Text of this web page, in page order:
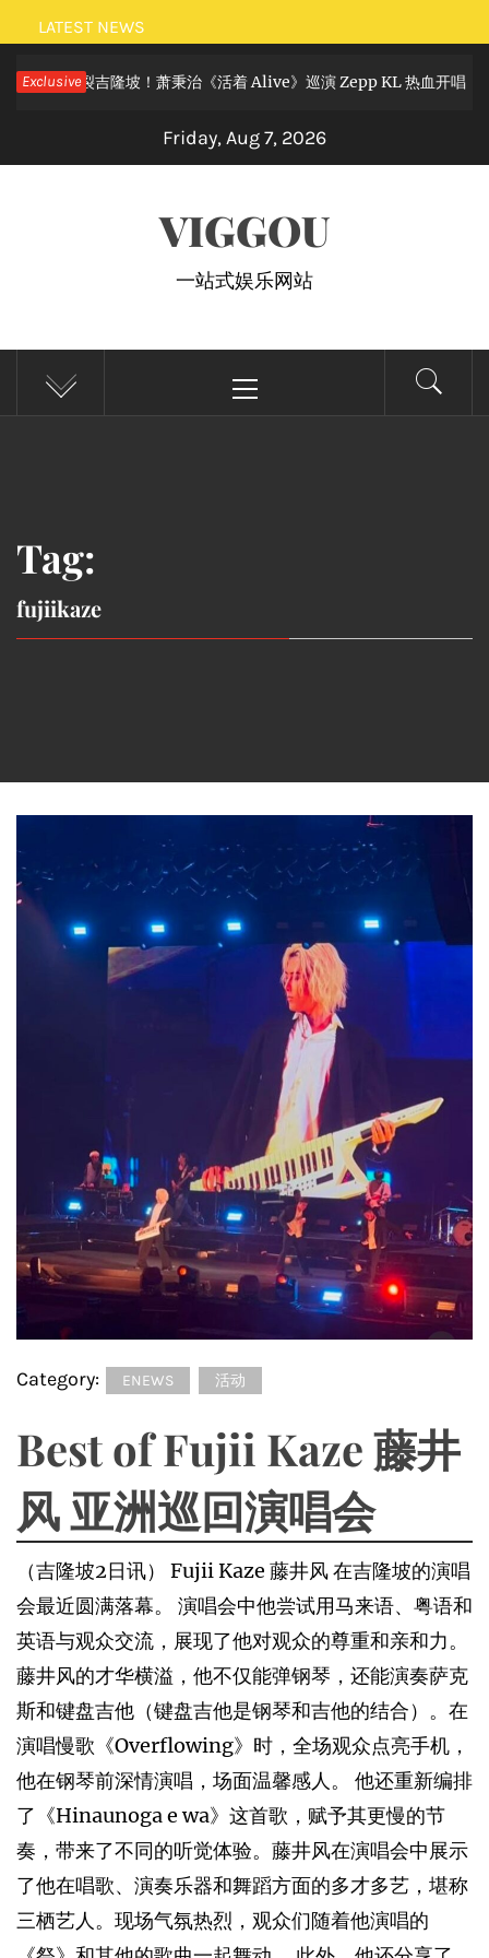
Skip
to
content
LATEST NEWS
Exclusive
滚狂欢炸裂吉隆坡！萧秉治《活着 Alive》巡演 Zepp KL 热血开唱
Friday, Aug 7, 2026
VIGGOU
一站式娱乐网站
Menu
Tag:
fujiikaze
Category: ENEWS 活动
Best of Fujii Kaze 藤井
风 亚洲巡回演唱会
（吉隆坡2日讯） Fujii Kaze 藤井风 在吉隆坡的演唱
会最近圆满落幕。 演唱会中他尝试用马来语、粤语和
英语与观众交流，展现了他对观众的尊重和亲和力。
藤井风的才华横溢，他不仅能弹钢琴，还能演奏萨克
斯和键盘吉他（键盘吉他是钢琴和吉他的结合）。在
演唱慢歌《Overflowing》时，全场观众点亮手机，
他在钢琴前深情演唱，场面温馨感人。 他还重新编排
了《Hinaunoga e wa》这首歌，赋予其更慢的节
奏，带来了不同的听觉体验。藤井风在演唱会中展示
了他在唱歌、演奏乐器和舞蹈方面的多才多艺，堪称
三栖艺人。现场气氛热烈，观众们随着他演唱的